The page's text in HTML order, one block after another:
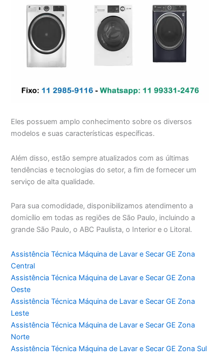
Eles possuem amplo conhecimento sobre os diversos
modelos e suas características específicas.
Além disso, estão sempre atualizados com as últimas
tendências e tecnologias do setor, a fim de fornecer um
serviço de alta qualidade.
Para sua comodidade, disponibilizamos atendimento a
domicílio em todas as regiões de São Paulo, incluindo a
grande São Paulo, o ABC Paulista, o Interior e o Litoral.
Assistência Técnica Máquina de Lavar e Secar GE Zona
Central
Assistência Técnica Máquina de Lavar e Secar GE Zona
Oeste
Assistência Técnica Máquina de Lavar e Secar GE Zona
Leste
Assistência Técnica Máquina de Lavar e Secar GE Zona
Norte
Assistência Técnica Máquina de Lavar e Secar GE Zona Sul